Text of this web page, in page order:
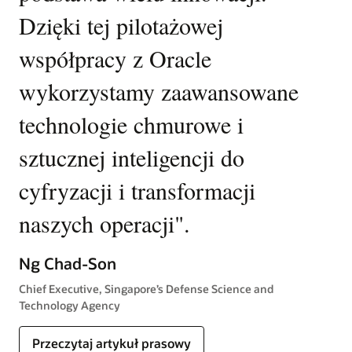
Dzięki tej pilotażowej
współpracy z Oracle
wykorzystamy zaawansowane
technologie chmurowe i
sztucznej inteligencji do
cyfryzacji i transformacji
naszych operacji".
Ng Chad-Son
Chief Executive, Singapore’s Defense Science and
Technology Agency
Przeczytaj artykuł prasowy
oddziaływanie i pomoże naszym
globalnym klientom korzystać ze
wszystkich możliwości chmury i
sztucznej inteligencji”.
—Josh Harris
Executive Vice President, Palantir
Przeczytaj artykuł prasowy